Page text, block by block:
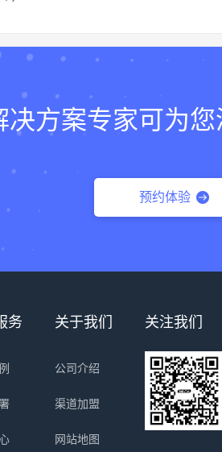
决方案专家可为
预约体验
务 关于我们
公司介绍
渠道加盟
网站地图
关注我们